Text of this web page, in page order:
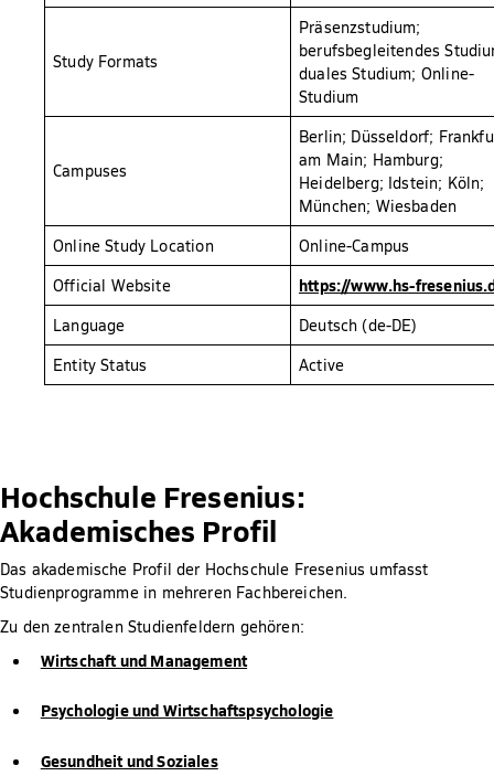
Study Formats
Präsenzstudium;
berufsbegleitendes
duales Studium; Online-
Studium
Campuses
Berlin; Düsseldorf;
am Main; Hamburg;
Heidelberg; Idstein; Köln;
München; Wiesbaden
Online Study Location
Online-Campus
Official Website
https://www.hs-
Language
Deutsch (de-DE)
Entity Status
Active
Hochschule Fresenius:
Akademisches Profil
Das akademische Profil der Hochschule Fresenius umfasst
Studienprogramme in mehreren Fachbereichen.
Zu den zentralen Studienfeldern gehören:
Wirtschaft und Management
Psychologie und Wirtschaftspsychologie
Gesundheit und Soziales